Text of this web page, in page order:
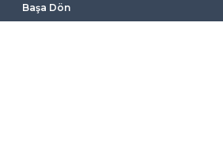
Başa Dön